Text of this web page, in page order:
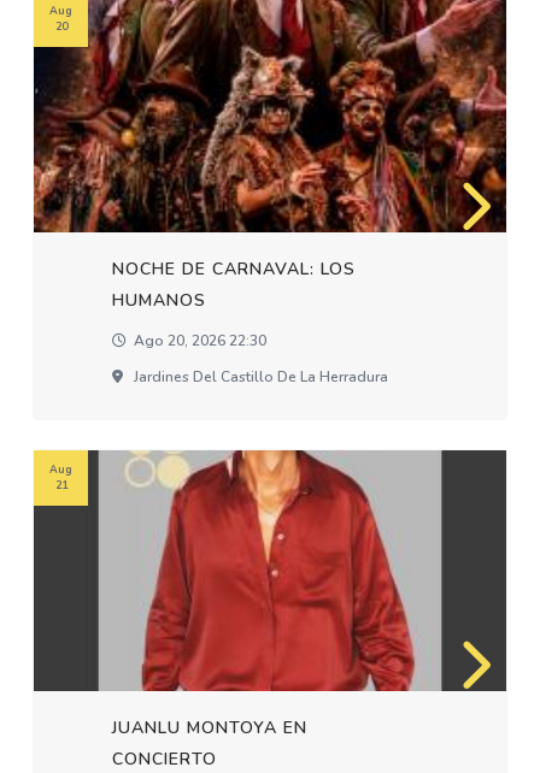
NOCHE DE CARNAVAL: LOS
HUMANOS
Ago 20, 2026 22:30
Jardines Del Castillo De La Herradura
Aug
20
JUANLU MONTOYA EN
CONCIERTO
Aug
21